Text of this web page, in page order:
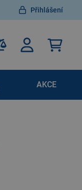
Přihlášení
AKCE